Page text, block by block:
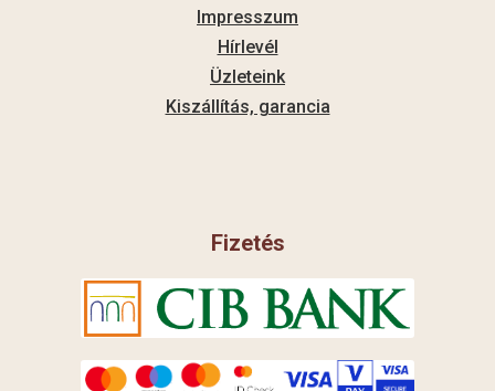
Impresszum
Hírlevél
Üzleteink
Kiszállítás, garancia
Fizetés